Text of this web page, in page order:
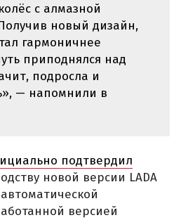
с алмазной
новый дизайн,
гармоничнее
приподнялся над
подросла и
— напомнили в
подтвердил
новой версии LADA
версией